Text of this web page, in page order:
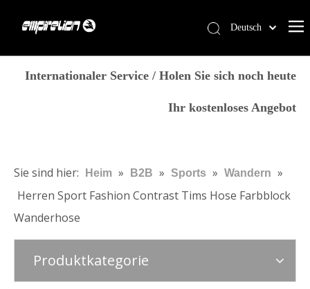
Blog
Kontaktiere uns
Speichern
Deutsch
简体中文
Français
Português
Italiano
Internationaler Service / Holen Sie sich noch heute
Ihr kostenloses Angebot
Sie sind hier: Heim » B2B » Sports » Wandern »
Herren Sport Fashion Contrast Tims Hose Farbblock
Wanderhose
Produktkategorie